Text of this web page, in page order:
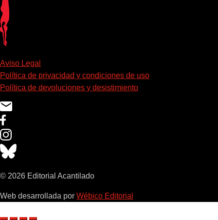
Aviso Legal
Política de privacidad y condiciones de uso
Política de devoluciones y desistimiento
© 2026 Editorial Acantilado
Web desarrollada por Wébico Editorial